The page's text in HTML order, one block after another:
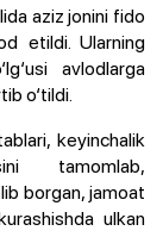
aziz jonini fido
etildi. Ularning
avlodlarga
o‘tildi.
keyinchalik
tamomlab,
borgan, jamoat
ulkan